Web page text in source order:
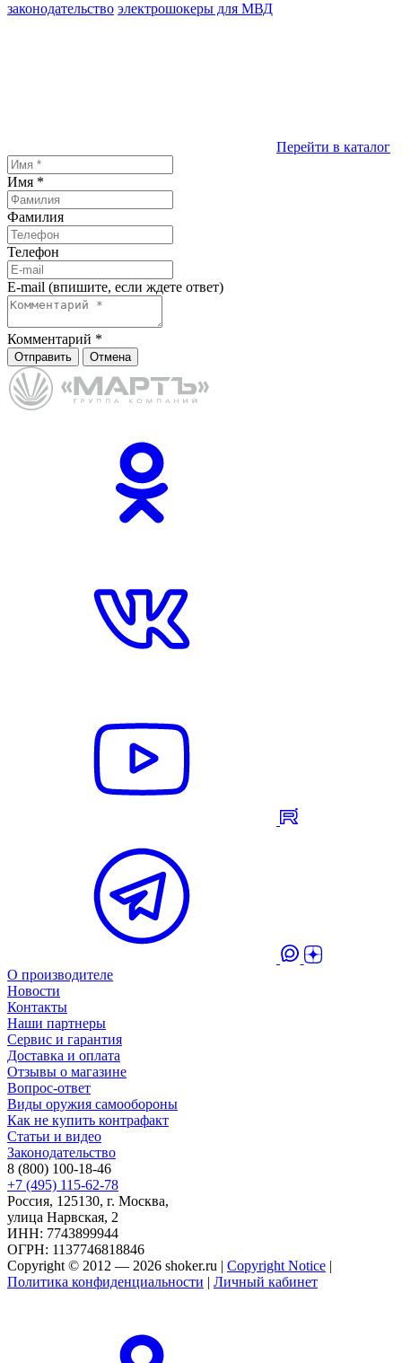
законодательство электрошокеры для МВД
Перейти в каталог
Имя *
Фамилия
Телефон
E-mail (впишите, если ждете ответ)
Комментарий *
Отправить Отмена
О производителе
Новости
Контакты
Наши партнеры
Сервис и гарантия
Доставка и оплата
Отзывы о магазине
Вопрос-ответ
Виды оружия самообороны
Как не купить контрафакт
Статьи и видео
Законодательство
8 (800) 100-18-46
+7 (495) 115-62-78
Россия, 125130, г. Москва,
улица Нарвская, 2
ИНН: 7743899944
ОГРН: 1137746818846
Copyright © 2012 — 2026 shoker.ru | Copyright Notice |
Политика конфиденциальности | Личный кабинет